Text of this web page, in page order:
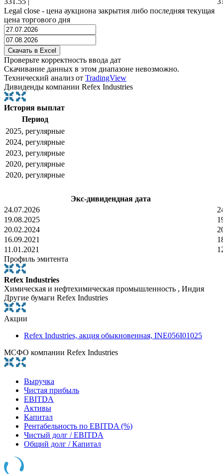
Legal close - цена аукциона закрытия либо последняя текущая
цена торгового дня
Проверьте корректность ввода дат
Скачивание данных в этом диапазоне невозможно.
Технический анализ от TradingView
Дивиденды компании Refex Industries
История выплат
Период
2025, регулярные
2024, регулярные
2023, регулярные
2020, регулярные
2020, регулярные
Экс-дивидендная дата
24.07.2026
19.08.2025
20.02.2024
16.09.2021
11.01.2021
Профиль эмитента
Refex Industries
Химическая и нефтехимическая промышленность , Индия
Другие бумаги Refex Industries
Акции
Refex Industries, акция обыкновенная, INE056I01025
МСФО компании Refex Industries
Выручка
Чистая прибыль
EBITDA
Активы
Капитал
Рентабельность по EBITDA (%)
Чистый долг / EBITDA
Общий долг / Капитал